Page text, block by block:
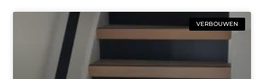
VERBOUWEN